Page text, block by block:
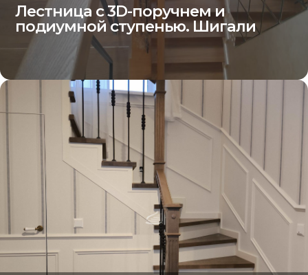
Лестница с 3D-поручнем и
подиумной ступенью. Шигали